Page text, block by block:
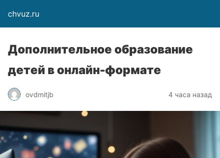
chvuz.ru
Дополнительное образование
детей в онлайн-формате
ovdmitjb 4 часа назад